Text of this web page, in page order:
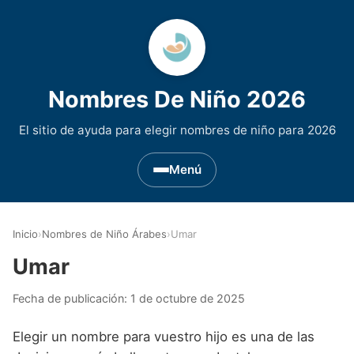
Nombres De Niño 2026
El sitio de ayuda para elegir nombres de niño para 2026
Menú
Nombres de niño que empiezan por D
Nombres de Niño Asturianos
Nombres de Niño Celtas
Inicio›Nombres de Niño Árabes›Umar
Umar
Fecha de publicación: 1 de octubre de 2025
Elegir un nombre para vuestro hijo es una de las